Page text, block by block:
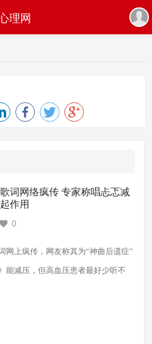
理网
词网络疯传 专家称唱忐忑减
作用
0
网上疯传，网友称其为“神曲后遗症”
能减压，但高血压患者最好少听不